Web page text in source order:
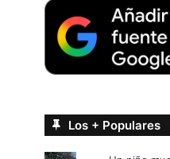
Los + Populares